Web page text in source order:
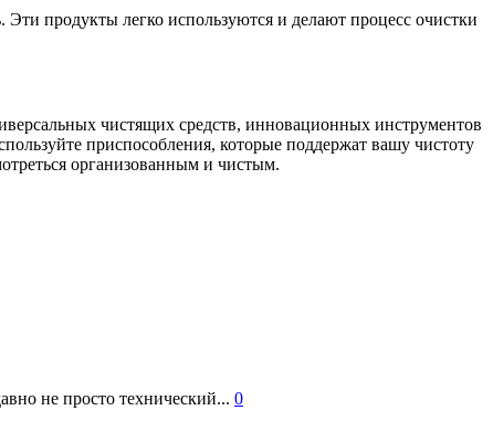
продукты легко используются и делают процесс очистки
чистящих средств, инновационных инструментов
приспособления, которые поддержат вашу чистоту
организованным и чистым.
не просто технический... 0